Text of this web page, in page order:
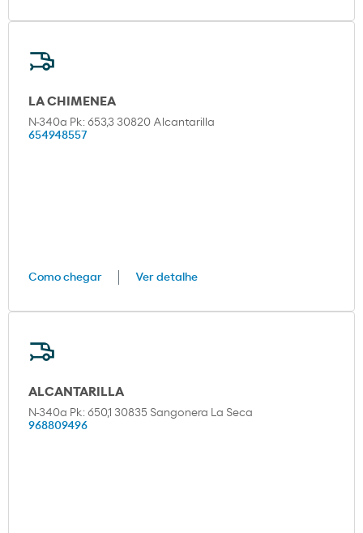
LA CHIMENEA
N-340a Pk: 653,3 30820 Alcantarilla
654948557
Como chegar Ver detalhe
ALCANTARILLA
N-340a Pk: 650,1 30835 Sangonera La Seca
968809496